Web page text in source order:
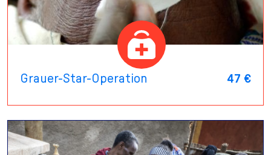
Grauer-Star-Operation 47 €